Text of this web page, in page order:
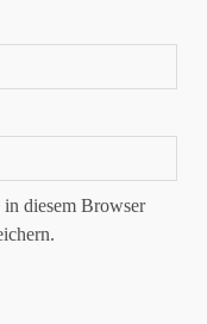
diesem Browser